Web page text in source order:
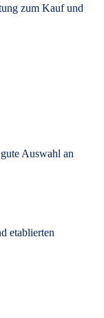
zum Kauf und
Auswahl an
etablierten